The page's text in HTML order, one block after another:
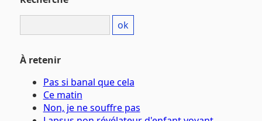
À retenir
Pas si banal que cela
Ce matin
Non, je ne souffre pas